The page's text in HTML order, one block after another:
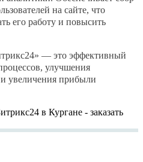
на сайте, что
его работу и повысить
— это эффективный
улучшения
увеличения прибыли